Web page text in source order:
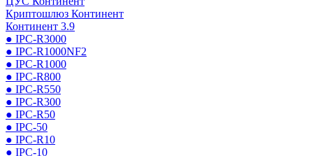
Криптошлюз Континент
Континент 3.9
● IPC-R3000
● IPC-R1000NF2
● IPC-R1000
● IPC-R800
● IPC-R550
● IPC-R300
● IPC-R50
● IPC-50
● IPC-R10
● IPC-10